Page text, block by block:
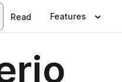
Read Features